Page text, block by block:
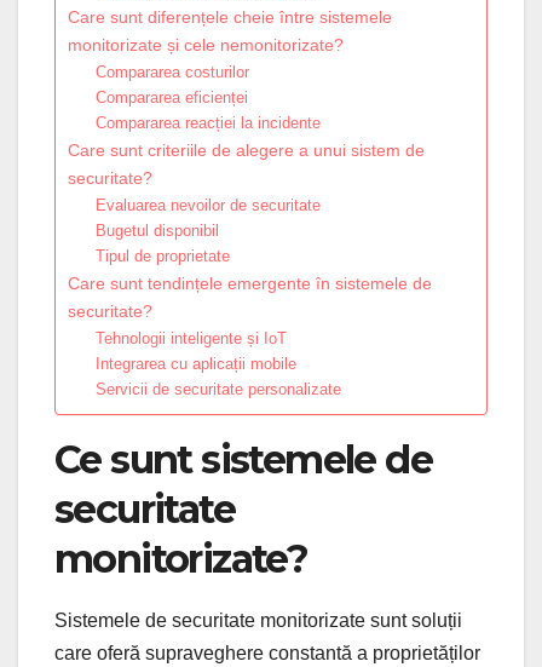
Care sunt diferențele cheie între sistemele
monitorizate și cele nemonitorizate?
Compararea costurilor
Compararea eficienței
Compararea reacției la incidente
Care sunt criteriile de alegere a unui sistem de
securitate?
Evaluarea nevoilor de securitate
Bugetul disponibil
Tipul de proprietate
Care sunt tendințele emergente în sistemele de
securitate?
Tehnologii inteligente și IoT
Integrarea cu aplicații mobile
Servicii de securitate personalizate
Ce sunt sistemele de
securitate
monitorizate?
Sistemele de securitate monitorizate sunt soluții
care oferă supraveghere constantă a proprietăților